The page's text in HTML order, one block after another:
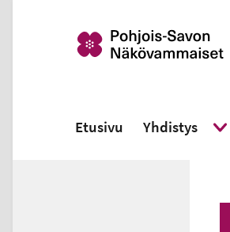
Etusivu Yhdistys